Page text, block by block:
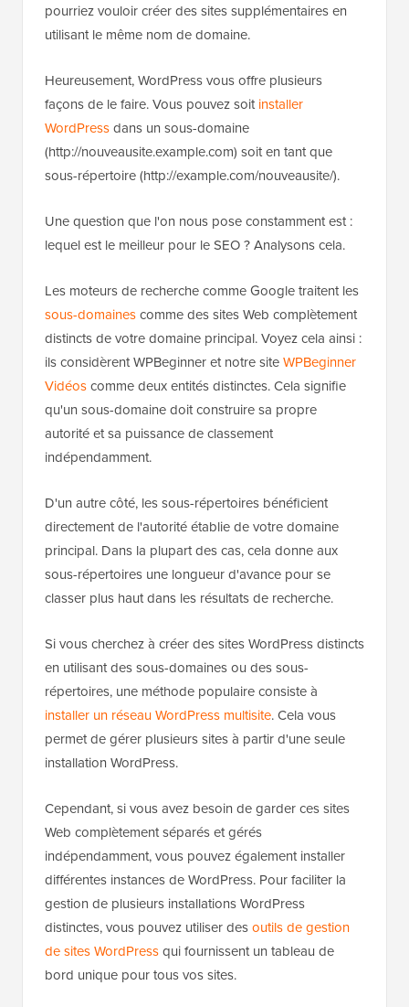
pourriez vouloir créer des sites supplémentaires en
utilisant le même nom de domaine.
Heureusement, WordPress vous offre plusieurs
façons de le faire. Vous pouvez soitinstaller
WordPressdans un sous-domaine
(http://nouveausite.example.com) soit en tant que
sous-répertoire (http://example.com/nouveausite/).
Une question que l'on nous pose constamment est :
lequel est le meilleur pour le SEO ? Analysons cela.
Les moteurs de recherche comme Google traitent les
sous-domainescomme des sites Web complètement
distincts de votre domaine principal. Voyez cela ainsi :
ils considèrent WPBeginner et notre siteWPBeginner
Vidéoscomme deux entités distinctes. Cela signifie
qu'un sous-domaine doit construire sa propre
autorité et sa puissance de classement
indépendamment.
D'un autre côté, les sous-répertoires bénéficient
directement de l'autorité établie de votre domaine
principal. Dans la plupart des cas, cela donne aux
sous-répertoires une longueur d'avance pour se
classer plus haut dans les résultats de recherche.
Si vous cherchez à créer des sites WordPress distincts
en utilisant des sous-domaines ou des sous-
répertoires, une méthode populaire consiste à
installer un réseau WordPress multisite. Cela vous
permet de gérer plusieurs sites à partir d'une seule
installation WordPress.
Cependant, si vous avez besoin de garder ces sites
Web complètement séparés et gérés
indépendamment, vous pouvez également installer
différentes instances de WordPress. Pour faciliter la
gestion de plusieurs installations WordPress
distinctes, vous pouvez utiliser desoutils de gestion
de sites WordPressqui fournissent un tableau de
bord unique pour tous vos sites.